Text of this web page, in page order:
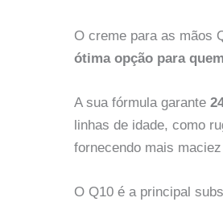
O creme para as mãos
ótima opção para
A sua fórmula garante
linhas de idade, como
fornecendo mais
O Q10 é a principal